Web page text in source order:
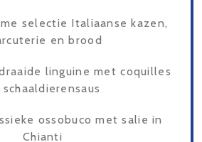
selectie Italiaanse kazen,
en brood
linguine met coquilles
schaaldierensaus
ossobuco met salie in
Chianti